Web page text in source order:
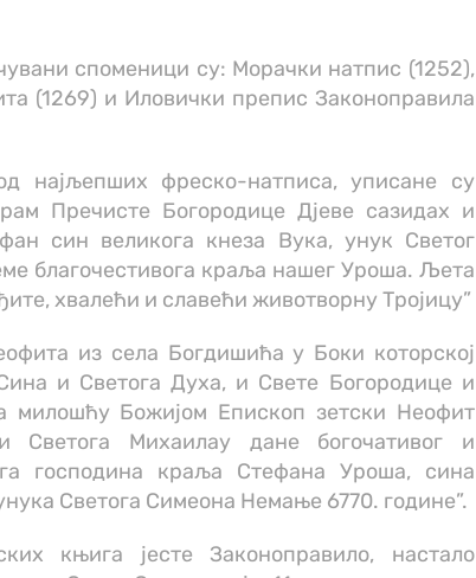
споменици су: Морачки натпис (1252),
(1269) и Иловички препис Законоправила
најљепших фреско-натписа, уписане су
Пречисте Богородице Дјеве сазидах и
син великога кнеза Вука, унук Светог
благочестивога краља нашег Уроша. Љета
хвалећи и славећи животворну Тројицу”
из села Богдишића у Боки которској
и Светога Духа, и Свете Богородице и
милошћу Божијом Епископ зетски Неофит
Светога Михаилау дане богочативог и
господина краља Стефана Уроша, сина
Светога Симеона Немање 6770. године”.
књига јесте Законоправило, настало